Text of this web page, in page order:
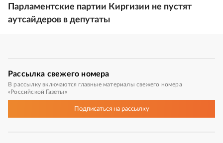
Парламентские партии Киргизии не пустят
аутсайдеров в депутаты
Рассылка свежего номера
В рассылку включаются главные материалы свежего номера
«Российской Газеты»
Подписатьсяна рассылку